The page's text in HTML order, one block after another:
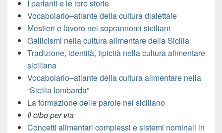
I parlanti e le loro storie
Vocabolario–atlante della cultura dialettale
Mestieri e lavoro nei soprannomi siciliani
Gallicismi nella cultura alimentare della Sicilia
Tradizione, identità, tipicità nella cultura alimentare
siciliana
Vocabolario–atlante della cultura alimentare nella
“Sicilia lombarda”
La formazione delle parole nel siciliano
Il cibo per via
Concetti alimentari complessi e sistemi nominali in